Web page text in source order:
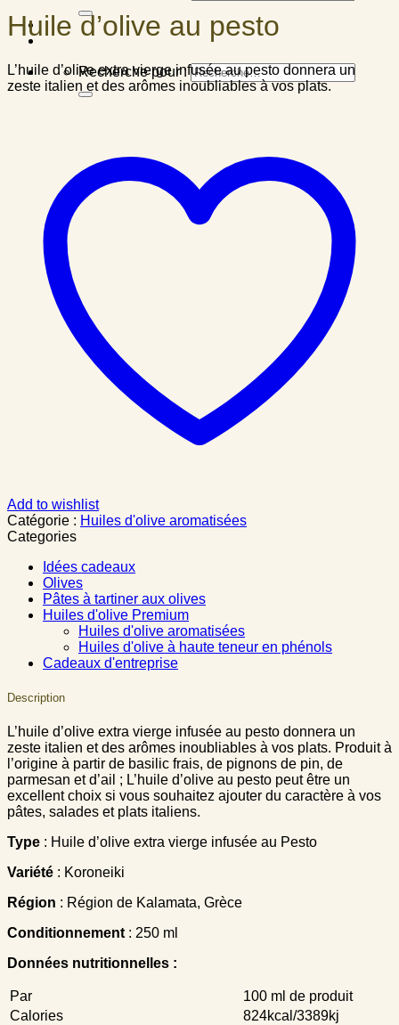
Recherche pour :
Huile d’olive au pesto
L’huile d’olive extra vierge infusée au pesto donnera un
zeste italien et des arômes inoubliables à vos plats.
Add to wishlist
Catégorie : Huiles d'olive aromatisées
Categories
Idées cadeaux
Olives
Pâtes à tartiner aux olives
Huiles d'olive Premium
Huiles d'olive aromatisées
Huiles d'olive à haute teneur en phénols
Cadeaux d'entreprise
Description
L’huile d’olive extra vierge infusée au pesto donnera un
zeste italien et des arômes inoubliables à vos plats. Produit à
l’origine à partir de basilic frais, de pignons de pin, de
parmesan et d’ail ; L’huile d’olive au pesto peut être un
excellent choix si vous souhaitez ajouter du caractère à vos
pâtes, salades et plats italiens.
Type : Huile d’olive extra vierge infusée au Pesto
Variété : Koroneiki
Région : Région de Kalamata, Grèce
Conditionnement : 250 ml
Données nutritionnelles :
Par
100 ml de produit
Calories
824kcal/3389kj